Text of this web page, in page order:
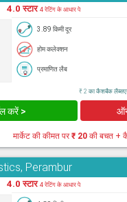
4.0 स्टार4 रेटिंग के आधार पे
3.89 किमी दूर
होम कलेक्शन
प्रमाणित लैब
₹ 2 का कैशबैक
करें >
मार्केट की कीमत पर₹ 20 की बचत +
Perambur
4.0 स्टार4 रेटिंग के आधार पे